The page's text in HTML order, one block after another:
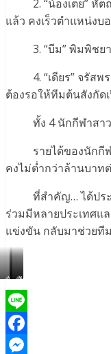
2. “น้องเตย” หัตถ
แล้ว คงเร็วตำแหน่งบ
3. “บีม” พิมพิชยา
4. “เดียร” จรัสพร
ต้องรอให้ทีมต้นสังกัดเ
ทั้ง 4 นักกีฬาสาว
รายได้ของนักกีฬา
คงไม่ต่ำกว่าล้านบาท
ที่สำคัญ… ได้ประส
ร่วมมีหลายประเทศแ
แข่งขัน กลับมาช่วยที
หัตถ
ยา
บำรุงสุข
พิม
พิชย
า
ก๊ก
รัมย์
ทัด
ดาว
นึก
แจ้ง
Line
Facebook